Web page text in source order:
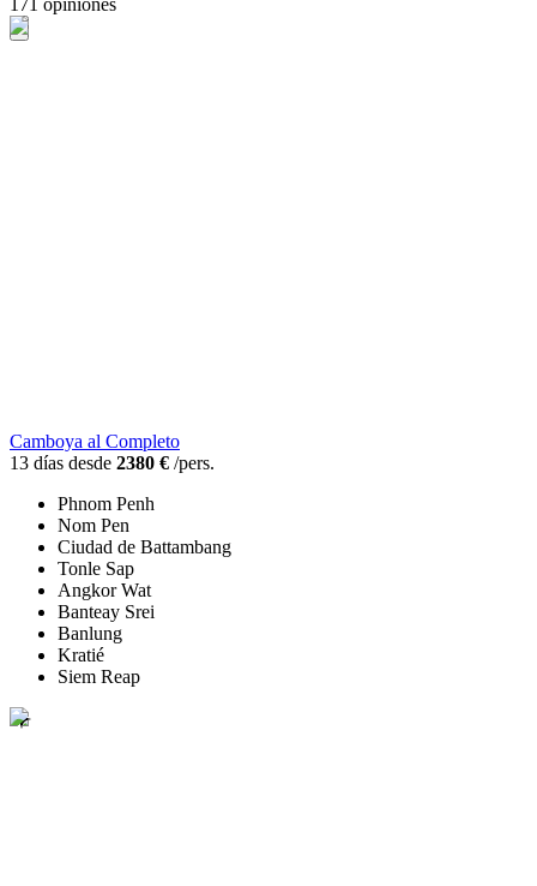
171 opiniones
Camboya al Completo
13 días desde 2380 € /pers.
Phnom Penh
Nom Pen
Ciudad de Battambang
Tonle Sap
Angkor Wat
Banteay Srei
Banlung
Kratié
Siem Reap